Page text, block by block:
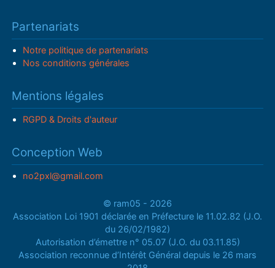
Partenariats
Notre politique de partenariats
Nos conditions générales
Mentions légales
RGPD & Droits d'auteur
Conception Web
no2pxl@gmail.com
© ram05 - 2026
Association Loi 1901 déclarée en Préfecture le 11.02.82 (J.O.
du 26/02/1982)
Autorisation d’émettre n° 05.07 (J.O. du 03.11.85)
Association reconnue d’Intérêt Général depuis le 26 mars